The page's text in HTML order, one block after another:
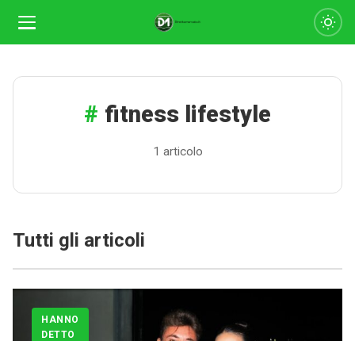
Calciomercato
Serie A
CLASSIFICA
fitness lifestyle
1 articolo
Tutti gli articoli
HANNO
DETTO